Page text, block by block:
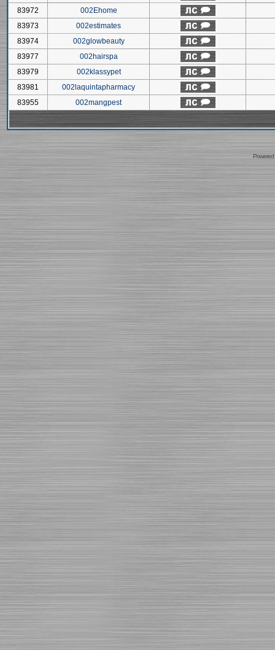
83972
002Ehome
83973
002estimates
83974
002glowbeauty
83977
002hairspa
83979
002klassypet
83981
002laquintapharmacy
83955
002mangpest